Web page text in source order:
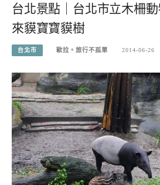
台北景點｜台北市立木柵動
來貘寶寶貘樹
台北市 歐拉。旅行不孤單 2014-06-26